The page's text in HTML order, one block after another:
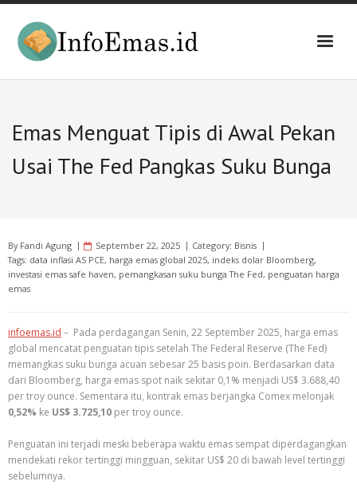
Skip
content
Emas Menguat Tipis di Awal Pekan
Usai The Fed Pangkas Suku Bunga
By Fandi Agung September 22, 2025 Category: Bisnis
Tags: data inflasi AS PCE, harga emas global 2025, indeks dolar Bloomberg,
investasi emas safe haven, pemangkasan suku bunga The Fed, penguatan harga
emas
infoemas.id – Pada perdagangan Senin, 22 September 2025, harga emas
global mencatat penguatan tipis setelah The Federal Reserve (The Fed)
memangkas suku bunga acuan sebesar 25 basis poin. Berdasarkan data
dari Bloomberg, harga emas spot naik sekitar 0,1% menjadi US$ 3.688,40
per troy ounce. Sementara itu, kontrak emas berjangka Comex melonjak
0,52% ke US$ 3.725,10 per troy ounce.
Penguatan ini terjadi meski beberapa waktu emas sempat diperdagangkan
mendekati rekor tertinggi mingguan, sekitar US$ 20 di bawah level tertinggi
sebelumnya.